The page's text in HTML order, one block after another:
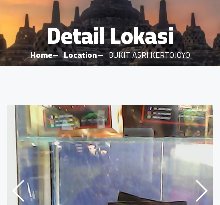
Detail Lokasi
Home Location BUKIT ASRI KERTOJOYO